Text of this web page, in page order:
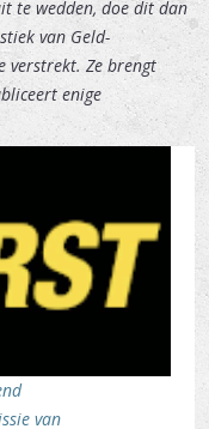
te wedden, doe dit dan
van Geld-
verstrekt. Ze brengt
enige
van